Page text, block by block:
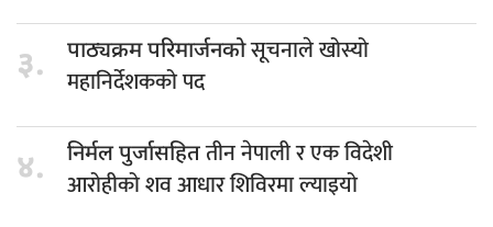
३. पाठ्यक्रम परिमार्जनकोसूचनाले खोस्यो
महानिर्देशकको पद
४. निर्मल पुर्जासहिततीन नेपाली र एक विदेशी
आरोहीको शव आधार शिविरमा ल्याइयो